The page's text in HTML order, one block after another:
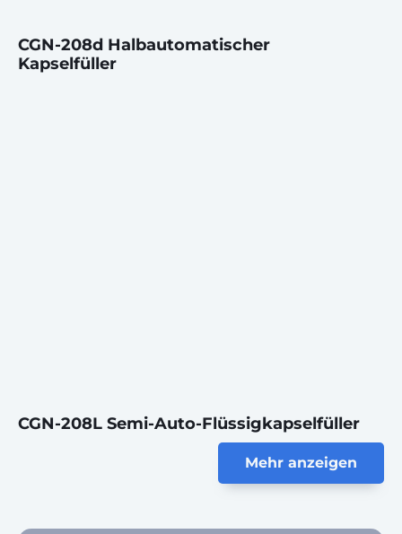
CGN-208d Halbautomatischer
Kapselfüller
CGN-208L Semi-Auto-Flüssigkapselfüller
Mehr anzeigen